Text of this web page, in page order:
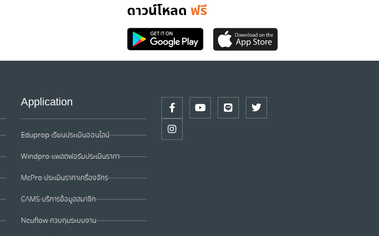
ดาวน์โหลด ฟรี
Application
Eduprop เรียนประเมินออนไลน์
Windpro แพลตฟอร์มประเมินราคา
McPro ประเมินราคาเครื่องจักร
CAMS บริการข้อมูลสมาชิก
Neuflow ควบคุมระบบงาน